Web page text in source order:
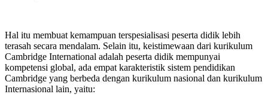
Hal itu membuat kemampuan terspesialisasi peserta didik lebih
terasah secara mendalam. Selain itu, keistimewaan dari kurikulum
Cambridge International adalah peserta didik mempunyai
kompetensi global, ada empat karakteristik sistem pendidikan
Cambridge yang berbeda dengan kurikulum nasional dan kurikulum
Internasional lain, yaitu: